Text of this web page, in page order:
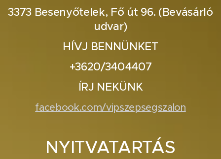
3373 Besenyőtelek, Fő út 96. (Bevásárló
udvar)
HÍVJ BENNÜNKET
+3620/3404407
ÍRJ NEKÜNK
facebook.com/vipszepsegszalon
NYITVATARTÁS